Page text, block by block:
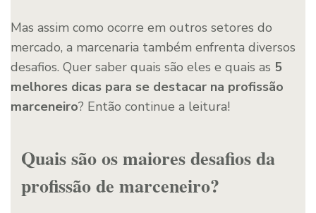
Mas assim como ocorre em outros setores do
mercado, a marcenaria também enfrenta diversos
desafios. Quer saber quais são eles e quais as 5
melhores dicas para se destacar na profissão
marceneiro? Então continue a leitura!
Quais são os maiores desafios da
profissão de marceneiro?